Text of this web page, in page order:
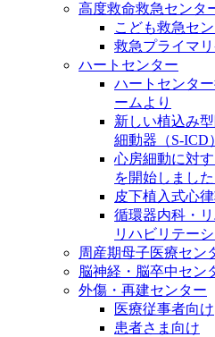
高度救命救急センタ
こども救急セ
救急プライマ
ハートセンター
ハートセンタ
ームより
新しい植込み
細動器（S-ICD）
心房細動に対
を開始しました
皮下植入式心
循環器内科・
リハビリテー
周産期母子医療セン
脳神経・脳卒中セン
外傷・再建センター
医療従事者向け
患者さま向け